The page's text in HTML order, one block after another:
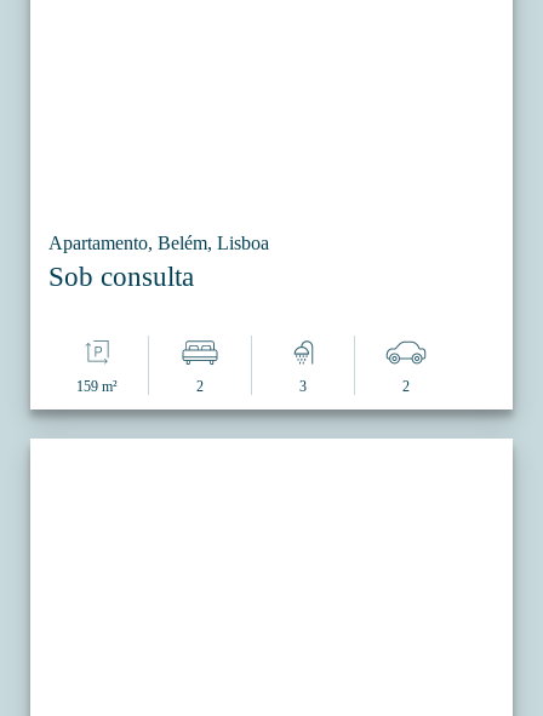
Apartamento, Belém, Lisboa
Sob consulta
159 m² 2 3 2